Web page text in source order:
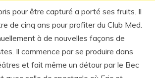
pour être capturé a porté ses fruits. Il
de cinq ans pour profiter du Club Med.
à de nouvelles façons de
Il commence par se produire dans
et fait même un détour par le Bec